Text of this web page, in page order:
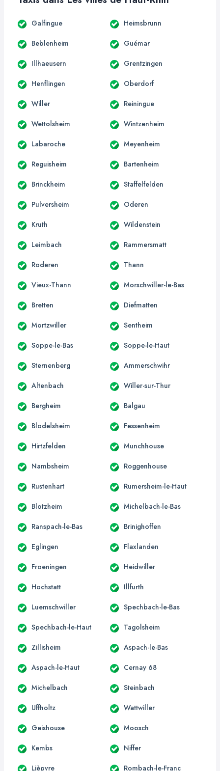
Galfingue Heimsbrunn
Beblenheim Guémar
Illhaeusern Grentzingen
Henflingen Oberdorf
Willer Reiningue
Wettolsheim Wintzenheim
Labaroche Meyenheim
Reguisheim Bartenheim
Brinckheim Staffelfelden
Pulversheim Oderen
Kruth Wildenstein
Leimbach Rammersmatt
Roderen Thann
Vieux-Thann Morschwiller-le-Bas
Bretten Diefmatten
Mortzwiller Sentheim
Soppe-le-Bas Soppe-le-Haut
Sternenberg Ammerschwihr
Altenbach Willer-sur-Thur
Bergheim Balgau
Blodelsheim Fessenheim
Hirtzfelden Munchhouse
Nambsheim Roggenhouse
Rustenhart Rumersheim-le-Haut
Blotzheim Michelbach-le-Bas
Ranspach-le-Bas Brinighoffen
Eglingen Flaxlanden
Froeningen Heidwiller
Hochstatt Illfurth
Luemschwiller Spechbach-le-Bas
Spechbach-le-Haut Tagolsheim
Zillisheim Aspach-le-Bas
Aspach-le-Haut Cernay 68
Michelbach Steinbach
Uffholtz Wattwiller
Geishouse Moosch
Kembs Niffer
Lièpvre Rombach-le-Franc